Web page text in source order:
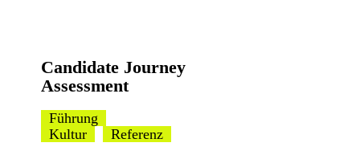
Candidate Journey
Assessment
Führung
Kultur
Referenz